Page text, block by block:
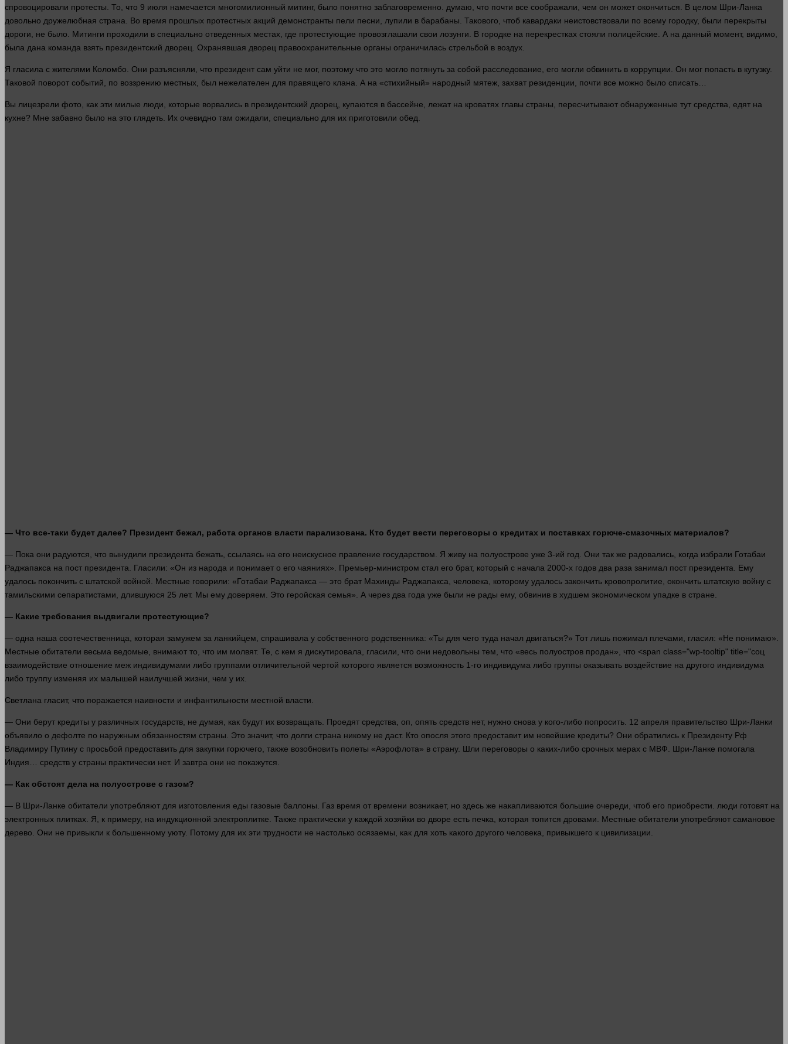
спровоцировали протесты. То, что 9 июля намечается многомилионный митинг, было понятно заблаговременно. думаю , что почти все соображали, чем он может окончиться. В целом Шри-Ланка
довольно дружелюбная страна. Во время прошлых протестных акций демонстранты пели песни, лупили в барабаны. Такового, чтоб кавардаки неистовствовали по всему городку, были перекрыты
дороги, не было. Митинги проходили в специально отведенных местах, где протестующие провозглашали свои лозунги. В городке на перекрестках стояли полицейские. А на данный момент, видимо,
была дана команда взять президентский дворец. Охранявшая дворец правоохранительные органы ограничилась стрельбой в воздух.
Я гласила с жителями Коломбо. Они разъясняли, что президент сам уйти не мог, поэтому что это могло потянуть за собой расследование, его могли обвинить в коррупции. Он мог попасть в кутузку.
Таковой поворот событий, по воззрению местных, был нежелателен для правящего клана. А на «стихийный» народный мятеж , захват резиденции, почти все можно было списать…
Вы лицезрели фото , как эти милые люди , которые ворвались в президентский дворец, купаются в бассейне, лежат на кроватях главы страны , пересчитывают обнаруженные тут средства , едят на
кухне? Мне забавно было на это глядеть. Их очевидно там ожидали, специально для их приготовили обед.
— Что все-таки будет далее? Президент бежал, работа органов власти парализована. Кто будет вести переговоры о кредитах и поставках горюче-смазочных материалов?
— Пока они радуются, что вынудили президента бежать, ссылаясь на его неискусное правление государством. Я живу на полуострове уже 3-ий год. Они так же радовались, когда избрали Готабаи
Раджапакса на пост президента. Гласили: «Он из народа и понимает о его чаяниях». Премьер-министром стал его брат, который с начала 2000-х годов два раза занимал пост президента. Ему
удалось покончить с штатской войной. Местные говорили: «Готабаи Раджапакса — это брат Махинды Раджапакса, человека , которому удалось закончить кровопролитие, окончить штатскую войну с
тамильскими сепаратистами, длившуюся 25 лет. Мы ему доверяем. Это геройская семья». А через два года уже были не рады ему, обвинив в худшем экономическом упадке в стране.
— Какие требования выдвигали протестующие?
— одна наша соотечественница, которая замужем за ланкийцем, спрашивала у собственного родственника: «Ты для чего туда начал двигаться?» Тот лишь пожимал плечами, гласил: «Не понимаю».
Местные обитатели весьма ведомые, внимают то, что им молвят. Те, с кем я дискутировала, гласили, что они недовольны тем, что «весь полуостров продан», что <span class="wp-tooltip" title="соц
взаимодействие отношение меж индивидумами либо группами отличительной чертой которого является возможность 1-го индивидума либо группы оказывать воздействие на другого индивидума
либо труппу изменяя их малышей наилучшей жизни , чем у их.
Светлана гласит, что поражается наивности и инфантильности местной власти
— Они берут кредиты у различных государств, не думая, как будут их возвращать. Проедят средства , оп, опять средств нет, нужно снова у кого-либо попросить. 12 апреля правительство Шри-Ланки
объявило о дефолте по наружным обязанностям страны . Это значит, что долги страна никому не даст. Кто опосля этого предоставит им новейшие кредиты? Они обратились к Президенту Рф
Владимиру Путину с просьбой предоставить для закупки горючего, также возобновить полеты «Аэрофлота» в страну. Шли переговоры о каких-либо срочных мерах с МВФ. Шри-Ланке помогала
Индия… средств у страны практически нет. И завтра они не покажутся.
— Как обстоят дела на полуострове с газом?
— В Шри-Ланке обитатели употребляют для изготовления еды газовые баллоны. Газ время от времени возникает, но здесь же накапливаются большие очереди, чтоб его приобрести. люди готовят на
электронных плитках. Я, к примеру, на индукционной электроплитке. Также практически у каждой хозяйки во дворе есть печка, которая топится дровами. Местные обитатели употребляют самановое
дерево. Они не привыкли к большенному уюту. Потому для их эти трудности не настолько осязаемы, как для хоть какого другого человека , привыкшего к цивилизации.